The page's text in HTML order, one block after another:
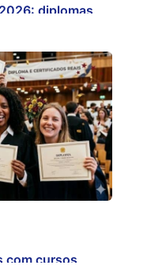
diplomas
com cursos